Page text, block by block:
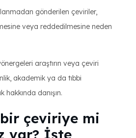
gönderilen çeviriler,
veya reddedilmesine neden
araştırın veya çeviri
akademik ya da tıbbi
danışın.
çeviriye mi
var? İşte